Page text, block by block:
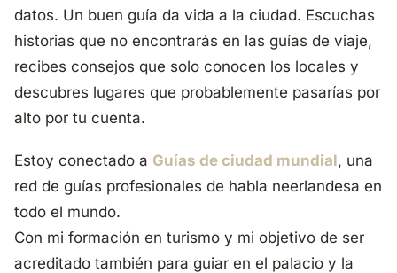
datos. Un buen guía da vida a la ciudad. Escuchas
historias que no encontrarás en las guías de viaje,
recibes consejos que solo conocen los locales y
descubres lugares que probablemente pasarías por
alto por tu cuenta.
Estoy conectado a Guías de ciudad mundial, una
red de guías profesionales de habla neerlandesa en
todo el mundo.
Con mi formación en turismo y mi objetivo de ser
acreditado también para guiar en el palacio y la